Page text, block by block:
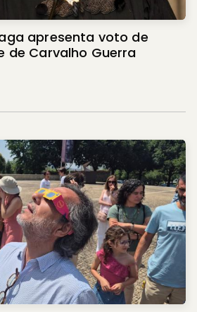
apresenta voto de
de Carvalho Guerra